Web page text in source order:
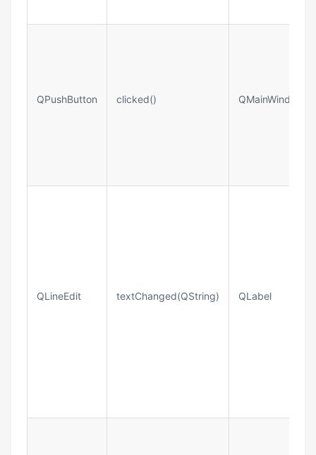
QPushButton​ clicked()​ QMainWindow​
QLineEdit​ textChanged(QString)​ QLabel​